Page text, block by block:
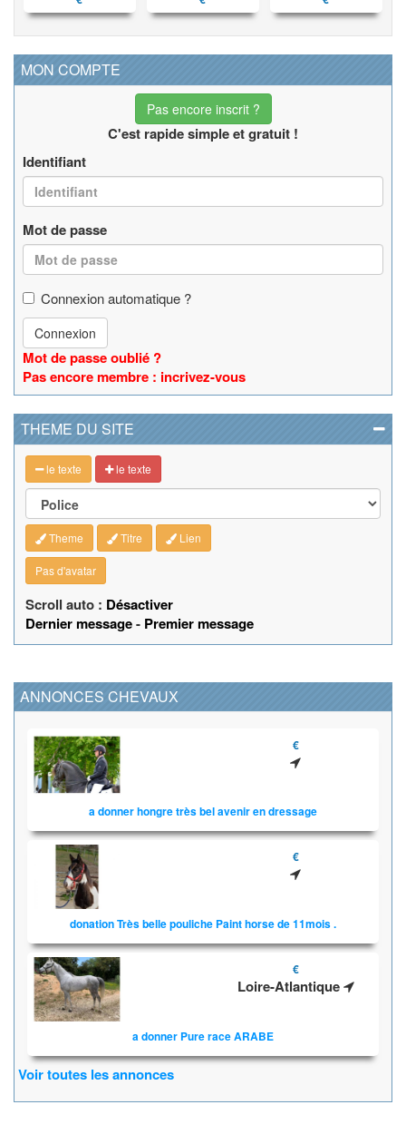
MON COMPTE
Pas encore inscrit ?
C'est rapide simple et gratuit !
Identifiant
Mot de passe
Connexion automatique ?
Connexion
Mot de passe oublié ?
Pas encore membre : incrivez-vous
THEME DU SITE
le texte le texte
Theme Titre Lien
Pas d'avatar
Scroll auto : Désactiver
Dernier message- Premier message
ANNONCES CHEVAUX
€
a donner hongre très bel avenir en dressage
€
donation Très belle pouliche Paint horse de 11mois .
€
Loire-Atlantique
a donner Pure race ARABE
Voir toutes les annonces